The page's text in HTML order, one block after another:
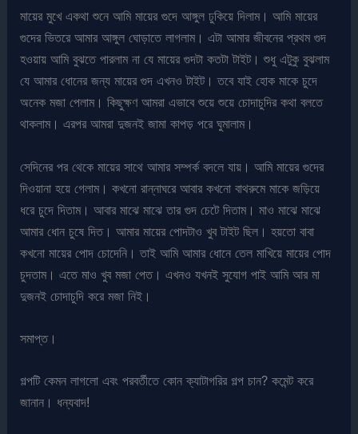
মায়ের মুখে একথা শুনে আমি মায়ের গুদে আঙ্গুল ঢুকিয়ে দিলাম। আমি মায়ের
গুদের ভিতরে আমার আঙ্গুল ঘোড়াতে লাগলাম। এটা আমার জীবনের প্রথম গুদ
হওয়ায় আমি বুঝতে পারলাম না যে মায়ের গুদটা কতটা টাইট। শুধু এটুকু বুঝলাম
যে আমার ধোনের জন্য মায়ের গুদ এখনও টাইট। তবে যাই হোক মাকে চুদে
অনেক মজা পেলাম। কিছুক্ষণ আমরা এভাবে শুয়ে শুয়ে চোদাচুদির কথা বলতে
থাকলাম। এরপর আমরা দুজনই জামা কাপড় পরে ঘুমালাম।
সেদিনের পর থেকে মায়ের সাথে আমার সম্পর্ক বদলে যায়। আমি মায়ের গুদের
দিওয়ানা হয়ে গেলাম। কখনো রান্নাঘরে আবার কখনো বাথরুমে মাকে জড়িয়ে
ধরে চুদে দিতাম। আবার মাঝে মাঝে তার গুদ চেটে দিতাম। মাও মাঝে মাঝে
আমার ধোন চুষে দিত। আমার মায়ের পোদটাও খুব টাইট ছিল। হয়তো বাবা
কখনো মায়ের পোদ চোদেনি। তাই আমি আমার ধোনে তেল মাখিয়ে মায়ের পোদ
চুদতাম। এতে মাও খুব মজা পেত। এখনও যখনই সুযোগ পাই আমি আর মা
দুজনই চোদাচুদি করে মজা নিই।
সমাপ্ত।
গল্পটি কেমন লাগলো এবং পরবর্তীতে কোন ক্যাটাগরির গল্প চান? কমেন্ট করে
জানান। ধন্যবাদ!